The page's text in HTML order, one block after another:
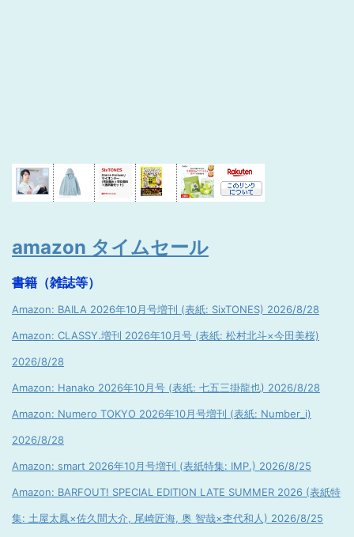
amazon タイムセール
書籍（雑誌等）
Amazon: BAILA 2026年10月号増刊 (表紙: SixTONES) 2026/8/28
Amazon: CLASSY.増刊 2026年10月号 (表紙: 松村北斗×今田美桜)
2026/8/28
Amazon: Hanako 2026年10月号 (表紙: 七五三掛龍也) 2026/8/28
Amazon: Numero TOKYO 2026年10月号増刊 (表紙: Number_i)
2026/8/28
Amazon: smart 2026年10月号増刊 (表紙特集: IMP.) 2026/8/25
Amazon: BARFOUT! SPECIAL EDITION LATE SUMMER 2026 (表紙特
集: 土屋太鳳×佐久間大介, 尾崎匠海, 奥 智哉×杢代和人) 2026/8/25